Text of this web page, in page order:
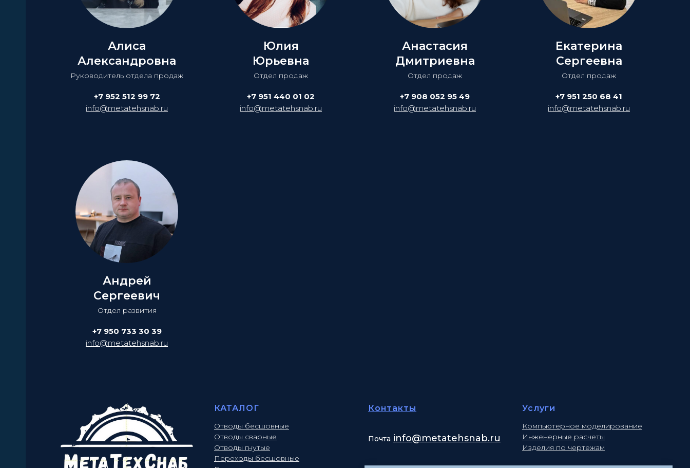
Алиса
Александровна
Руководитель отдела продаж
+7 952 512 99 72
info@metatehsnab.ru
Юлия
Юрьевна
Отдел продаж
+7 951 440 01 02
info@metatehsnab.ru
Анастасия
Дмитриевна
Отдел продаж
+7 908 052 95 49
info@metatehsnab.ru
Екатерина
Сергеевна
Отдел продаж
+7 951 250 68 41
info@metatehsnab.ru
Андрей
Сергеевич
Отдел развития
+7 950 733 30 39
info@metatehsnab.ru
КАТАЛОГ
Отводы бесшовные
Отводы сварные
Отводы гнутые
Переходы бесшовные
Контакты
Почта info@metatehsnab.ru
Услуги
Компьютерное моделирование
Инженерные расчеты
Изделия по чертежам